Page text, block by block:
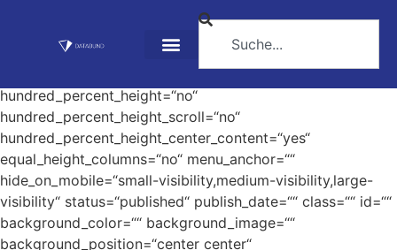
der Politik
[fusion_builder_container hundred_percent=“no“
hundred_percent_height=“no“
hundred_percent_height_scroll=“no“
hundred_percent_height_center_content=“yes“
equal_height_columns=“no“ menu_anchor=““
hide_on_mobile=“small-visibility,medium-visibility,large-
visibility“ status=“published“ publish_date=““ class=““ id=““
background_color=““ background_image=““
background_position=“center center“